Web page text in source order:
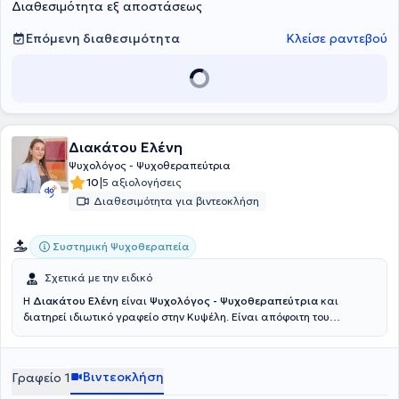
Διαθεσιμότητα εξ αποστάσεως
Επόμενη διαθεσιμότητα
Κλείσε ραντεβού
Διακάτου Ελένη
Ψυχολόγος - Ψυχοθεραπεύτρια
10|5 αξιολογήσεις
Διαθεσιμότητα για βιντεοκλήση
Συστημική Ψυχοθεραπεία
Σχετικά με την ειδικό
Η Διακάτου Ελένη είναι Ψυχολόγος - Ψυχοθεραπεύτρια και
διατηρεί ιδιωτικό γραφείο στην Κυψέλη. Είναι απόφοιτη του
Συστημική Ψυχοθεραπεία. Βρίσκεται στο πέμπτο έτος της
Ψυχοθεραπείας (ΣΚΕΨΥΣ), όπου συμμετέχει ενεργά σε θεωρητική
Γραφείο 1 Βιντεοκλήση